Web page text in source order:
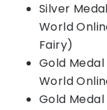
Silver
World
Fairy)
Gold
World
Gold